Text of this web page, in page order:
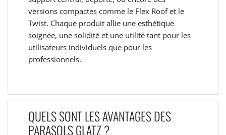
versions compactes comme le Flex Roof et le
Twist. Chaque produit allie une esthétique
soignée, une solidité et une utilité tant pour les
utilisateurs individuels que pour les
professionnels.
QUELS SONT LES AVANTAGES DES
PARASOLS GLATZ ?